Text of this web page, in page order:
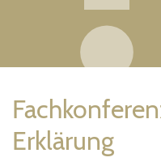
Erklärung